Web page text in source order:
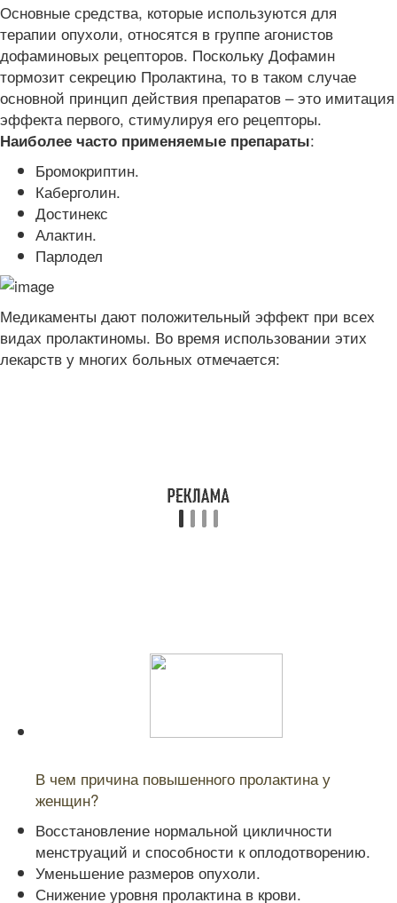
Основные средства, которые используются для
терапии опухоли, относятся в группе агонистов
дофаминовых рецепторов. Поскольку Дофамин
тормозит секрецию Пролактина, то в таком случае
основной принцип действия препаратов – это имитация
эффекта первого, стимулируя его рецепторы.
Наиболее часто применяемые препараты:
Бромокриптин.
Каберголин.
Достинекс
Алактин.
Парлодел
Медикаменты дают положительный эффект при всех
видах пролактиномы. Во время использовании этих
лекарств у многих больных отмечается:
В чем причина повышенного пролактина у
женщин?
Восстановление нормальной цикличности
менструаций и способности к оплодотворению.
Уменьшение размеров опухоли.
Снижение уровня пролактина в крови.